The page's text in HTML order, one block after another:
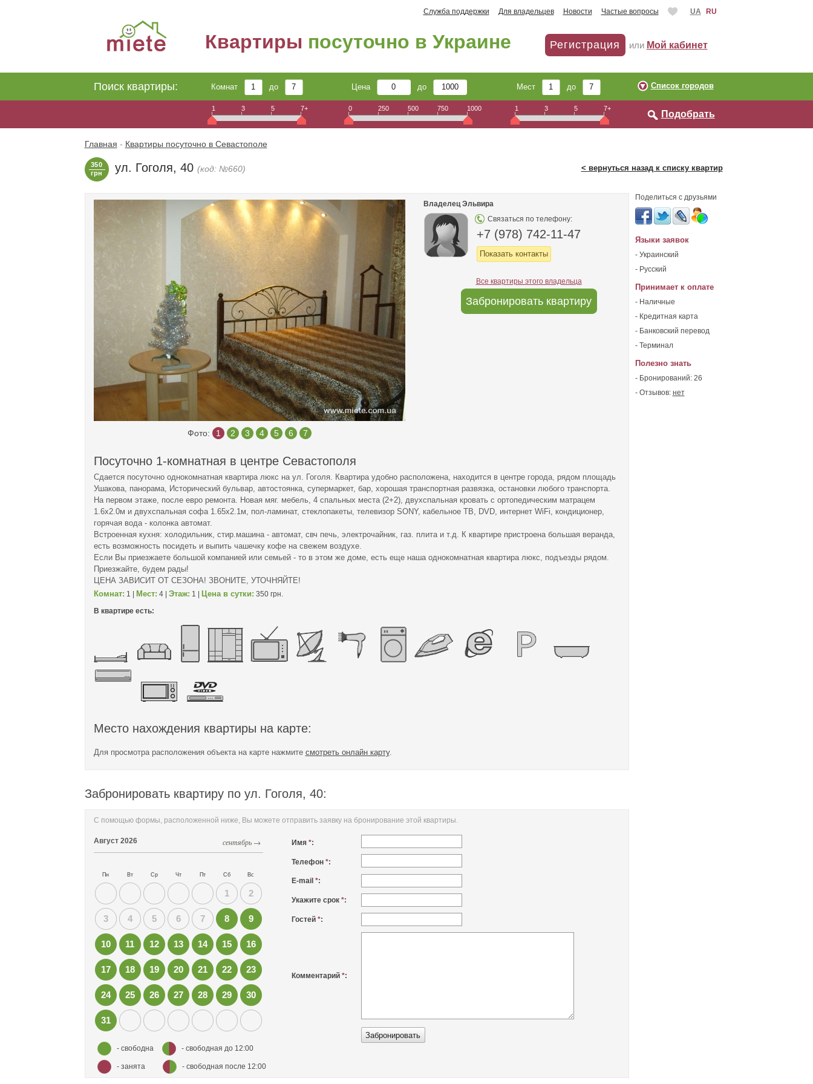
Служба поддержки Для владельцев Новости Частые вопросы UARU
Квартиры посуточно в Украине Регистрация или Мой кабинет
Поиск квартиры: Комнат до Цена до Мест до Список городов
1 3 5 7+ 0 250 500 750 1000 1 3 5 7+
Подобрать
Главная - Квартиры посуточно в Севастополе
< вернуться назад к списку квартир
350
грн
ул. Гоголя, 40 (код: №660)
Поделиться с друзьями
Языки заявок
- Украинский
- Русский
Принимает к оплате
- Наличные
- Кредитная карта
- Банковский перевод
- Терминал
Полезно знать
- Бронирований: 26
- Отзывов: нет
Фото: 1 2 3 4 5 6 7
Владелец Эльвира
Связаться по телефону:
+7 (978) 742-11-47
Показать контакты
Все квартиры этого владельца
Забронировать квартиру
Посуточно 1-комнатная в центре Севастополя
Сдается посуточно однокомнатная квартира люкс на ул. Гоголя. Квартира удобно расположена, находится в центре города, рядом площадь
Ушакова, панорама, Исторический бульвар, автостоянка, супермаркет, бар, хорошая транспортная развязка, остановки любого транспорта.
На первом этаже, после евро ремонта. Новая мяг. мебель, 4 спальных места (2+2), двухспальная кровать с ортопедическим матрацем
1.6х2.0м и двухспальная софа 1.65х2.1м, пол-ламинат, стеклопакеты, телевизор SONY, кабельное ТВ, DVD, интернет WiFi, кондиционер,
горячая вода - колонка автомат.
Встроенная кухня: холодильник, стир.машина - автомат, свч печь, электрочайник, газ. плита и т.д. К квартире пристроена большая веранда,
есть возможность посидеть и выпить чашечку кофе на свежем воздухе.
Если Вы приезжаете большой компанией или семьей - то в этом же доме, есть еще наша однокомнатная квартира люкс, подъезды рядом.
Приезжайте, будем рады!
ЦЕНА ЗАВИСИТ ОТ СЕЗОНА! ЗВОНИТЕ, УТОЧНЯЙТЕ!
Комнат: 1 | Мест: 4 | Этаж: 1 | Цена в сутки: 350 грн.
В квартире есть:
Место нахождения квартиры на карте:
Для просмотра расположения объекта на карте нажмите смотреть онлайн карту.
Забронировать квартиру по ул. Гоголя, 40:
С помощью формы, расположенной ниже, Вы можете отправить заявку на бронирование этой квартиры.
сентябрь →
Август 2026
Пн Вт Ср Чт Пт Сб Вс
1 2
3 4 5 6 7 8 9
10 11 12 13 14 15 16
17 18 19 20 21 22 23
24 25 26 27 28 29 30
31
- свободна - свободная до 12:00
- занята - свободная после 12:00
Имя *:
Телефон *:
E-mail *:
Укажите срок *:
Гостей *:
Комментарий *: